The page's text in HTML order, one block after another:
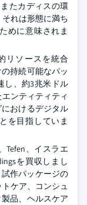
たカディスの環
れは形態に満ち
めに意味されま
リソースを統合
持続可能なパッ
し、約3兆米ドル
ンティティティ
おけるデジタル
を目指していま
Tefen、イスラエ
を買収しまし
作パッケージの
ケア、コンシュ
品、ヘルスケア